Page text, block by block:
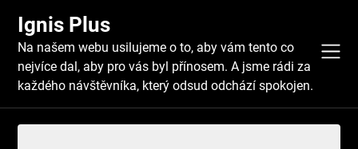
content
Ignis Plus
Na našem webu usilujeme o to, aby vám tento co
nejvíce dal, aby pro vás byl přínosem. A jsme rádi za
každého návštěvníka, který odsud odchází spokojen.